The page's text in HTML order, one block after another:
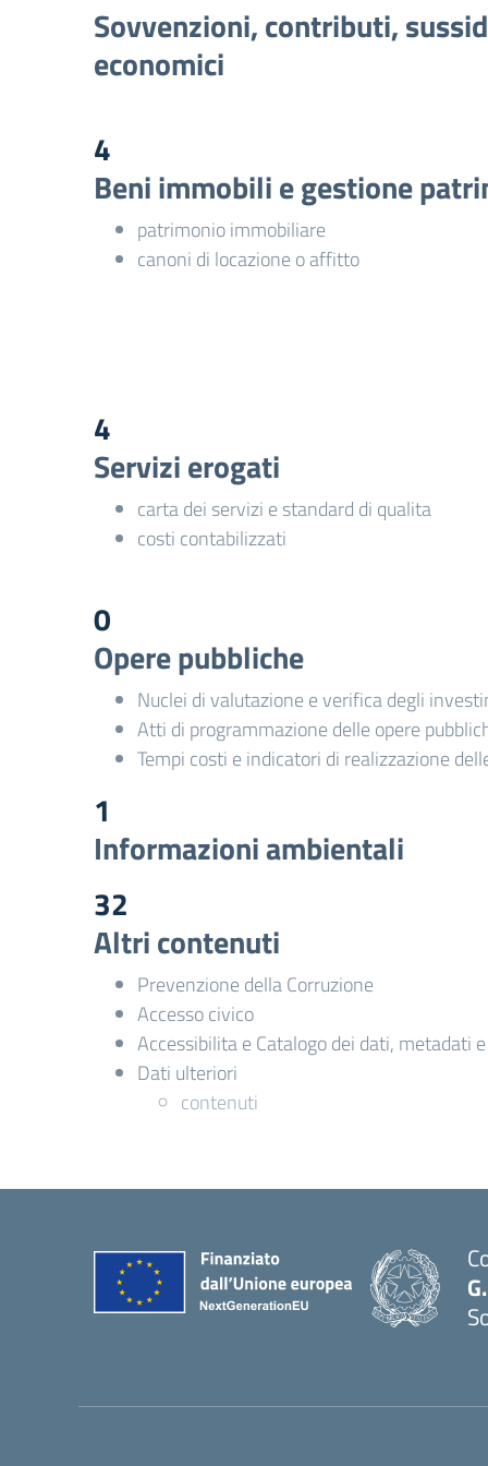
Sovvenzioni, contributi,
economici
4
Beni immobili e gestione
patrimonio immobiliare
canoni di locazione o affitto
4
Servizi erogati
carta dei servizi e standard di qualita
costi contabilizzati
0
Opere pubbliche
Nuclei di valutazione e verifica degli
Atti di programmazione delle opere
Tempi costi e indicatori di realizzazione
1
Informazioni ambientali
32
Altri contenuti
Prevenzione della Corruzione
Accesso civico
Accessibilita e Catalogo dei dati, metadati
Dati ulteriori
contenuti